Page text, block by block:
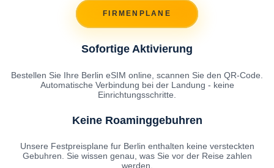
FIRMENPLANE
Sofortige Aktivierung
Bestellen Sie Ihre Berlin eSIM online, scannen Sie den QR-Code.
Automatische Verbindung bei der Landung - keine
Einrichtungsschritte.
Keine Roaminggebuhren
Unsere Festpreisplane fur Berlin enthalten keine versteckten
Gebuhren. Sie wissen genau, was Sie vor der Reise zahlen
werden.